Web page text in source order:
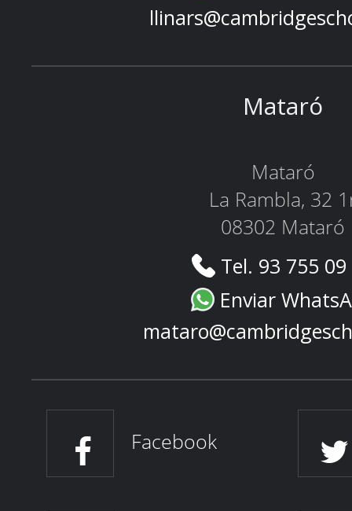
Mataró
Mataró
La Rambla, 32
08302 Mataró
Tel. 93 755
Enviar
Facebook